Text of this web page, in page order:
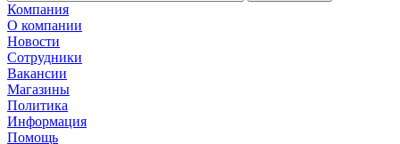
Компания
О компании
Новости
Сотрудники
Вакансии
Магазины
Политика
Информация
Помощь